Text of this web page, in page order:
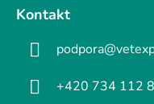
Kontakt
+420 734 112